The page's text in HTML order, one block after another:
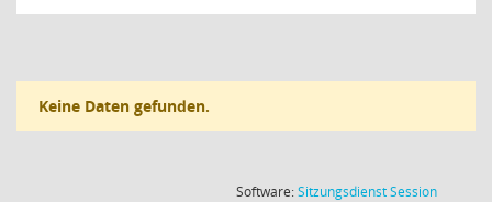
Keine Daten gefunden.
Software:SitzungsdienstSession(Wird in